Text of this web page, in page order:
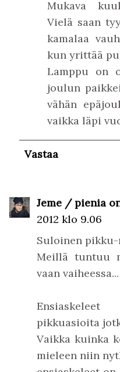
Mukava
Vielä saan
kamalaa
kun yrittää
Lamppu on
joulun
vähän
vaikka läpi
Vastaa
Jeme / pienia
2012 klo 9.06
Suloinen
Meillä tuntuu
vaan vaiheessa...
pikkuasioita
Vaikka kuinka
mieleen niin